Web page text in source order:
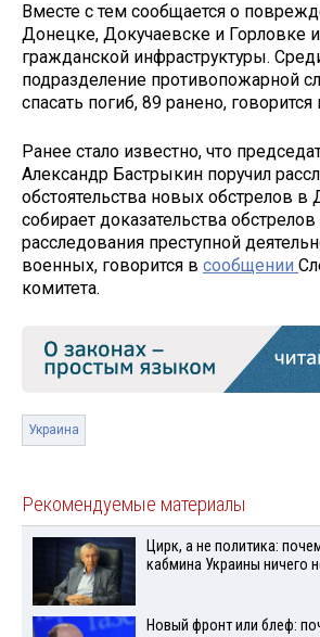
Вместе с тем сообщается о
Донецке, Докучаевске и Горловке
гражданской инфраструктуры.
подразделение противопожарной
спасать погиб, 89 ранено,
Ранее стало известно, что
Александр Бастрыкин поручил
обстоятельства новых обстрелов
собирает доказательства
расследования преступной
военных, говорится в сообщении
комитета.
Украина
Рекомендуемые материалы
Цирк, а не политика:
кабмина Украины ничего
Новый фронт или блеф: